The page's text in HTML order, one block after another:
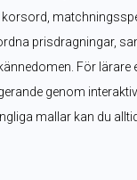
prisdragningar,
För lärare
genom
mallar kan du